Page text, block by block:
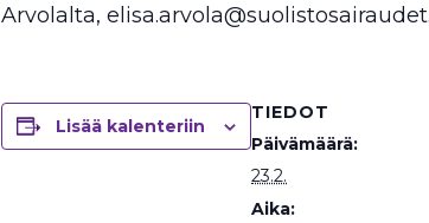
Arvolalta,
Lisää kalenteriin
TIEDOT
Päivämäärä:
23.2.
Aika: